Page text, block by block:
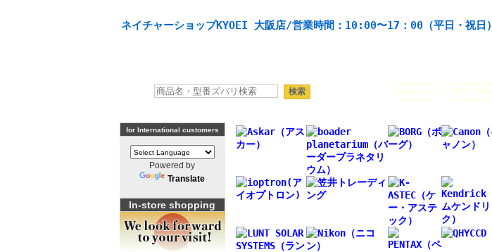
ネイチャーショップKYOEI 大阪店/営業時間：10:00〜17：00（平日・祝日）
Seestar ASI 2600
for International customers
Powered by
Translate
In-store shopping